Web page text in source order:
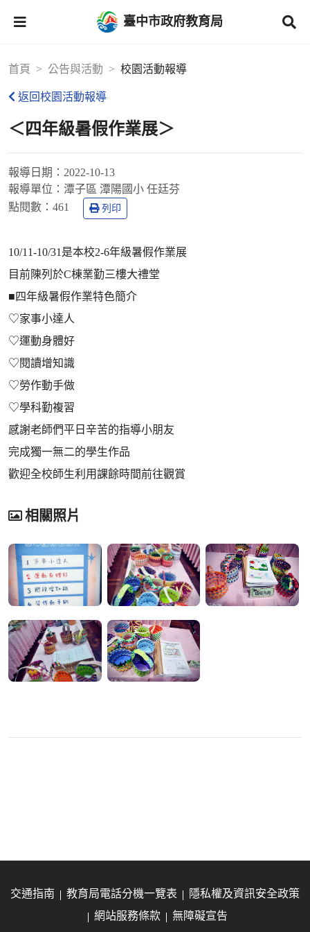
臺中市政府教育局
首頁 公告與活動 校園活動報導
返回校園活動報導
＜四年級暑假作業展＞
報導日期： 2022-10-13
報導單位： 潭子區 潭陽國小 任廷芬
點閱數： 461 列印
10/11-10/31是本校2-6年級暑假作業展
目前陳列於C棟業勤三樓大禮堂
■四年級暑假作業特色簡介
♡家事小達人
♡運動身體好
♡閱讀增知識
♡勞作動手做
♡學科勤複習
感謝老師們平日辛苦的指導小朋友
完成獨一無二的學生作品
歡迎全校師生利用課餘時間前往觀賞
相關照片
交通指南 教育局電話分機一覽表
隱私權及資訊安全政策
網站服務條款
無障礙宣告